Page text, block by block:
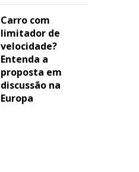
Carro com
limitador de
velocidade?
Entenda a
proposta em
discussão na
Europa